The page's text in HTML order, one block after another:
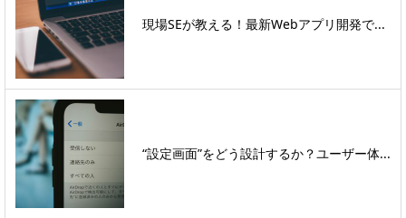
現場SEが教える！最新Webアプリ開発で...
“設定画面”をどう設計するか？ユーザー体...